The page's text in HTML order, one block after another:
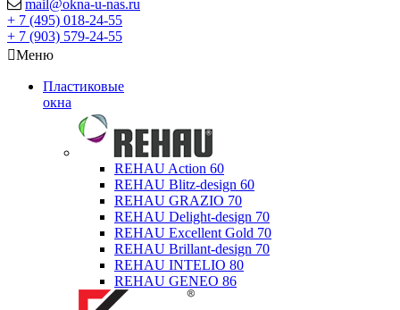
mail@okna-u-nas.ru
+ 7 (495) 018-24-55
+ 7 (903) 579-24-55
Меню
Пластиковые
окна
REHAU Action 60
REHAU Blitz-design 60
REHAU GRAZIO 70
REHAU Delight-design 70
REHAU Excellent Gold 70
REHAU Brillant-design 70
REHAU INTELIO 80
REHAU GENEO 86